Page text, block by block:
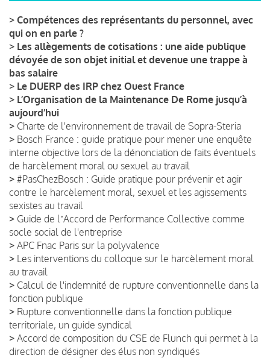
> Compétences des représentants du personnel, avec
qui on en parle ?
> Les allègements de cotisations : une aide publique
dévoyée de son objet initial et devenue une trappe à
bas salaire
> Le DUERP des IRP chez Ouest France
> L’Organisation de la Maintenance De Rome jusqu’à
aujourd’hui
> Charte de l'environnement de travail de Sopra-Steria
> Bosch France : guide pratique pour mener une enquête
interne objective lors de la dénonciation de faits éventuels
de harcèlement moral ou sexuel au travail
> #PasChezBosch : Guide pratique pour prévenir et agir
contre le harcèlement moral, sexuel et les agissements
sexistes au travail
> Guide de lʼAccord de Performance Collective comme
socle social de l'entreprise
> APC Fnac Paris sur la polyvalence
> Les interventions du colloque sur le harcèlement moral
au travail
> Calcul de l'indemnité de rupture conventionnelle dans la
fonction publique
> Rupture conventionnelle dans la fonction publique
territoriale, un guide syndical
> Accord de composition du CSE de Flunch qui permet à la
direction de désigner des élus non syndiqués